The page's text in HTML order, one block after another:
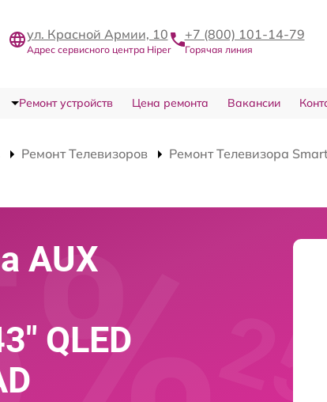
ул. Красной Армии, 10
Адрес сервисного центра Hiper
+7 (800) 101-14-79
Горячая линия
Ремонт устройств Цена ремонта Вакансии
Ремонт Телевизоров
Ремонт Телевизора
AUX
QLED